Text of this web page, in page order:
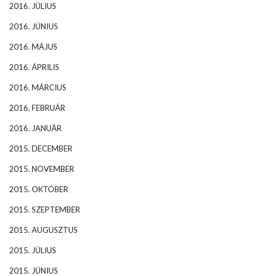
2016. JÚLIUS
2016. JÚNIUS
2016. MÁJUS
2016. ÁPRILIS
2016. MÁRCIUS
2016. FEBRUÁR
2016. JANUÁR
2015. DECEMBER
2015. NOVEMBER
2015. OKTÓBER
2015. SZEPTEMBER
2015. AUGUSZTUS
2015. JÚLIUS
2015. JÚNIUS